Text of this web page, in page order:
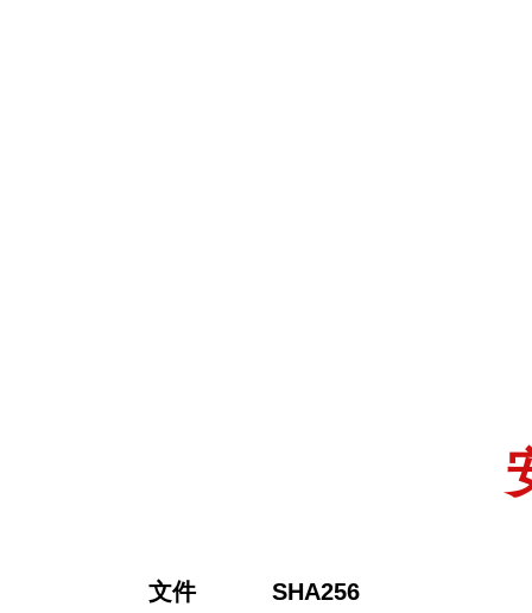
文件 SHA256